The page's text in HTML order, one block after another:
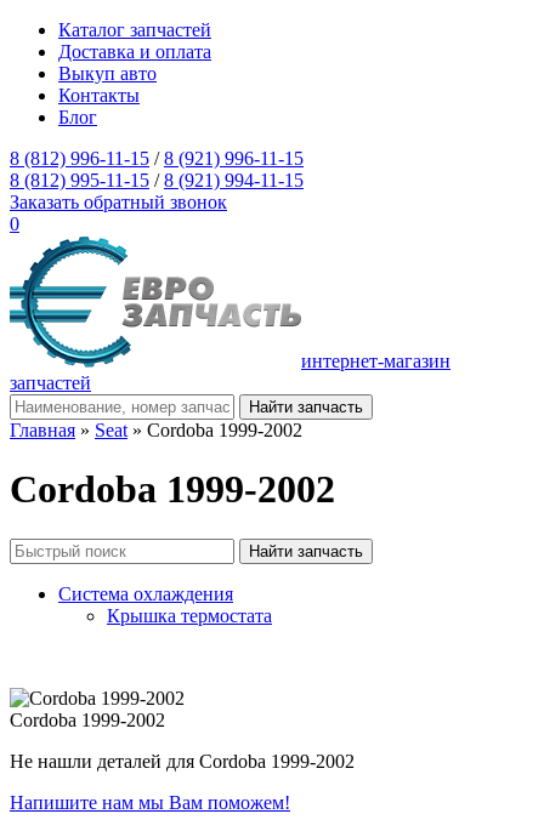
Каталог запчастей
Доставка и оплата
Выкуп авто
Контакты
Блог
8 (812) 996-11-15 /8 (921) 996-11-15
8 (812) 995-11-15 /8 (921) 994-11-15
Заказать обратный звонок
0
интернет-магазин
запчастей
Главная » Seat » Cordoba 1999-2002
Cordoba 1999-2002
Система охлаждения
Крышка термостата
Cordoba 1999-2002
Не нашли деталей для Cordoba 1999-2002
Напишите нам мы Вам поможем!